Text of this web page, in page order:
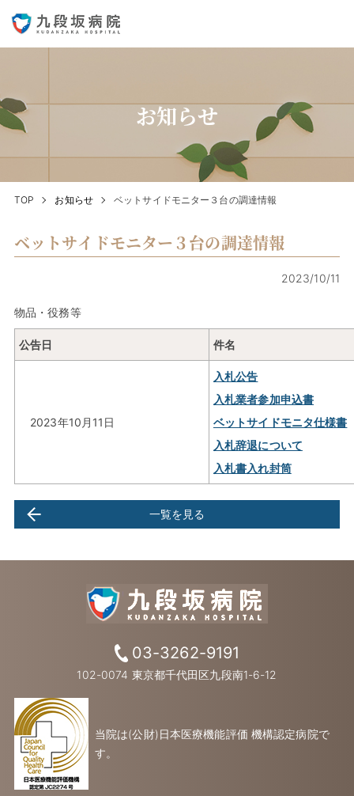
お知らせ
TOP お知らせ ベットサイドモニター３台の調達情報
ベットサイドモニター３台の調達情報
2023/10/11
物品・役務等
公告日 件名
2023年10月11日
入札公告
入札業者参加申込書
ベットサイドモニタ仕様書
入札辞退について
入札書入れ封筒
一覧を見る
03-3262-9191
102-0074 東京都千代田区九段南1-6-12
当院は(公財)日本医療機能評価 機構認定病院で
す。